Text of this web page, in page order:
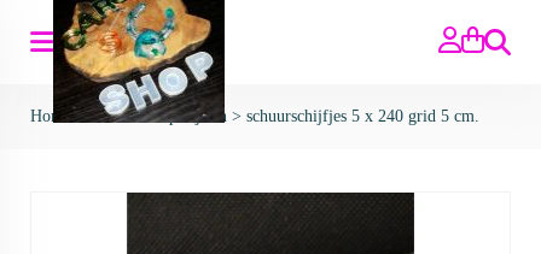
Zoeken
Home>Schuren & polijsten > schuurschijfjes 5 x 240 grid 5 cm.